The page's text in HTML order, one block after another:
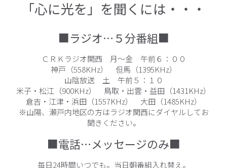
「心に光を」を聞くには・・・
■ラジオ…５分番組■
ＣＲＫラジオ関西 月～金 午前６：００
神戸（558KHz） 但馬（1395KHz）
山陰放送 土 午前５：１０
米子・松江（900KHz） 鳥取・出雲・益田（1431KHz）
倉吉・江津・浜田（1557KHz） 大田（1485KHz）
※山陽、瀬戸内地区の方はラジオ関西にダイヤルしてお
聞きください。
■電話…メッセージのみ■
毎日24時間いつでも。当日朝番組入れ替え。